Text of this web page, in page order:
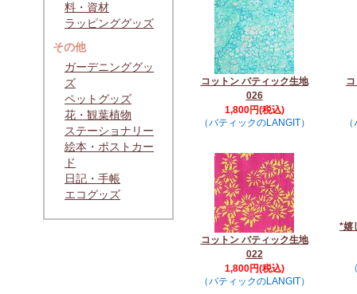
料・資材
ラッピンググッズ
その他
ガーデニンググッ
ズ
ペットグッズ
花・観葉植物
ステーショナリー
絵本・ポストカー
ド
日記・手帳
エコグッズ
コットン バティック生地
026
1,800円(税込)
（バティックのLANGIT）
コットン バティック生地
022
1,800円(税込)
（バティックのLANGIT）
*嬉